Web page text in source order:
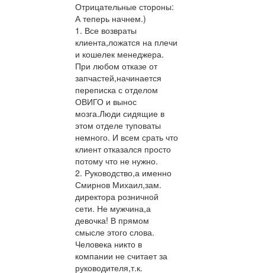
Отрицательные стороны:
А теперь начнем.)
1. Все возвраты
клиента,ложатся на плечи
и кошелек менеджера.
При любом отказе от
запчастей,начинается
переписка с отделом
ОВИГО и вынос
мозга.Люди сидящие в
этом отделе туповаты
немного. И всем срать что
клиент отказался просто
потому что не нужно.
2. Руководство,а именно
Смирнов Михаил,зам.
директора розничной
сети. Не мужчина,а
девочка! В прямом
смысле этого слова.
Человека никто в
компании не считает за
руководителя,т.к.